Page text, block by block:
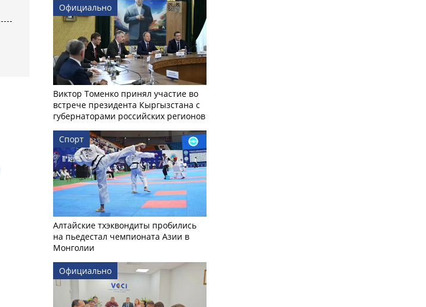
Официально
Виктор Томенко принял участие во
встрече президента Кыргызстана с
губернаторами российских регионов
Спорт
Алтайские тхэквондиты пробились
на пьедестал чемпионата Азии в
Монголии
Официально